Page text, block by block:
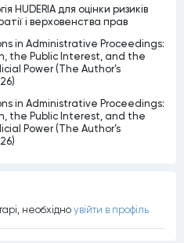
HUDERIA для оцінки ризиків
і верховенства прав
in Administrative Proceedings:
the Public Interest, and the
Power (The Author’s
in Administrative Proceedings:
the Public Interest, and the
Power (The Author’s
необхiдно увiйти в профiль